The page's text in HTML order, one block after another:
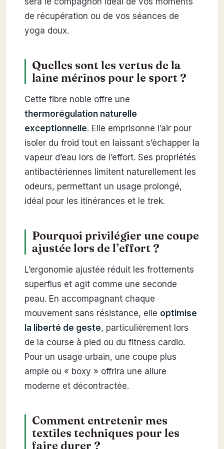
de récupération ou de vos séances de
yoga doux.
Quelles sont les vertus de la
laine mérinos pour le sport ?
Cette fibre noble offre une
thermorégulation naturelle
exceptionnelle. Elle emprisonne l’air pour
isoler du froid tout en laissant s’échapper la
vapeur d’eau lors de l’effort. Ses propriétés
antibactériennes limitent naturellement les
odeurs, permettant un usage prolongé,
idéal pour les itinérances et le trek.
Pourquoi privilégier une coupe
ajustée lors de l’effort ?
L’ergonomie ajustée réduit les frottements
superflus et agit comme une seconde
peau. En accompagnant chaque
mouvement sans résistance, elle optimise
la liberté de geste, particulièrement lors
de la course à pied ou du fitness cardio.
Pour un usage urbain, une coupe plus
ample ou « boxy » offrira une allure
moderne et décontractée.
Comment entretenir mes
textiles techniques pour les
faire durer ?